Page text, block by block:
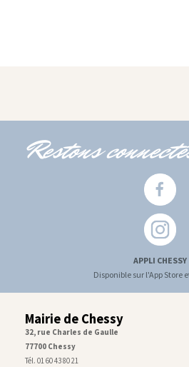
Restons
APPLI CHESSY
Disponible sur l'App Store
Mairie de Chessy
32, rue Charles de Gaulle
77700 Chessy
Tél. 01 60 43 80 21